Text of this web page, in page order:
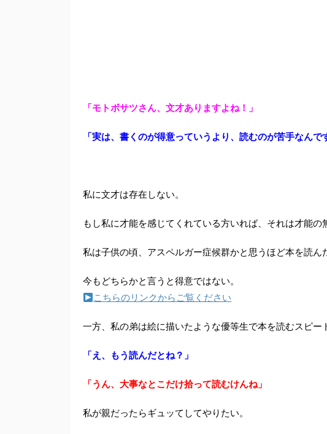
「モトボサツさん、文才ありますよね！」
「実は、書くのが得意っていうより、読むのが苦手なんで
私に文才は存在しない。
もし私に才能を感じてくれている方いれば、それは才能の
私は子供の頃、アスペルガー症候群かと思うほど本を読ん
今もどちらかと言うと得意ではない。
こちらのリンクからご覧ください
一方、私の弟は絵に描いたような優等生で本を読むスピー
「え、もう読んだとね？」
「うん、大事なとこだけ拾って読むけんね」
私が親だったらギュッてしてやりたい。